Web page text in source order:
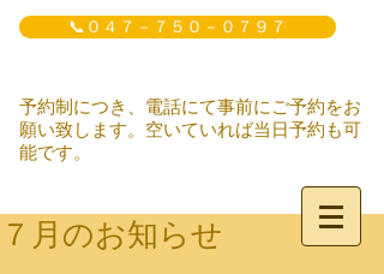
📞０４７－７５０－０７９７
予約制につき、電話にて事前にご予約をお
願い致します。空いていれば当日予約も可
能です。
７月のお知らせ